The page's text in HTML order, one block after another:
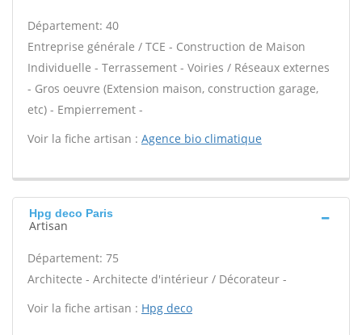
Département: 40
Entreprise générale / TCE - Construction de Maison
Individuelle - Terrassement - Voiries / Réseaux externes
- Gros oeuvre (Extension maison, construction garage,
etc) - Empierrement -
Voir la fiche artisan : Agence bio climatique
Hpg deco Paris
Artisan
Département: 75
Architecte - Architecte d'intérieur / Décorateur -
Voir la fiche artisan : Hpg deco